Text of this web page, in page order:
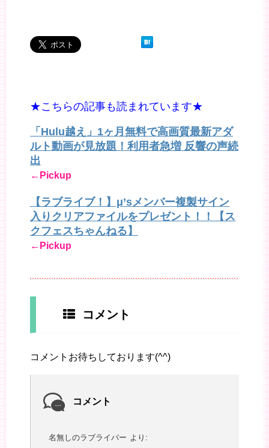
★こちらの記事も読まれています★
「Hulu越え」1ヶ月無料で高画質最新アダ
ルト動画が見放題！利用者急増 反響の声続
出
←Pickup
【ラブライブ！】μ’sメンバー複製サイン
入りクリアファイルをプレゼント！！【ス
クフェスちゃんねる】
←Pickup
コメント
コメントお待ちしております(^^)
コメント
名無しのラブライバー より: